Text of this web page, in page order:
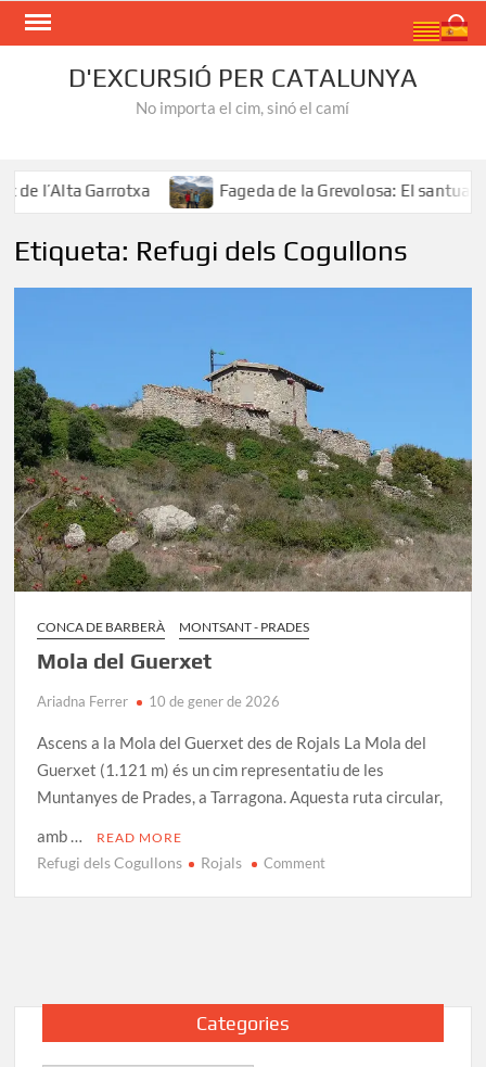
Skip
D'EXCURSIÓ PER CATALUNYA
No importa el cim, sinó el camí
l’Alta Garrotxa Fageda de la Grevolosa: El santuari
Etiqueta: Refugi dels Cogullons
CONCA DE BARBERÀ MONTSANT - PRADES
Mola del Guerxet
Ariadna Ferrer 10 de gener de 2026
Ascens a la Mola del Guerxet des de Rojals La Mola del
Guerxet (1.121 m) és un cim representatiu de les
Muntanyes de Prades, a Tarragona. Aquesta ruta circular,
amb …
READ MORE
Refugi dels Cogullons Rojals Commenton
Categories